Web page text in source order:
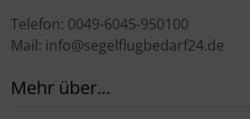
Telefon: 0049-6045-950100
Mail: info@segelflugbedarf24.de
Mehr über...